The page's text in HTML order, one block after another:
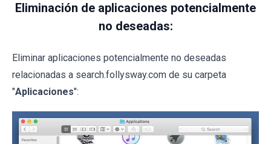
Eliminación de aplicaciones potencialmente
no deseadas:
Eliminar aplicaciones potencialmente no deseadas
relacionadas a search.follysway.com de su carpeta
"Aplicaciones":